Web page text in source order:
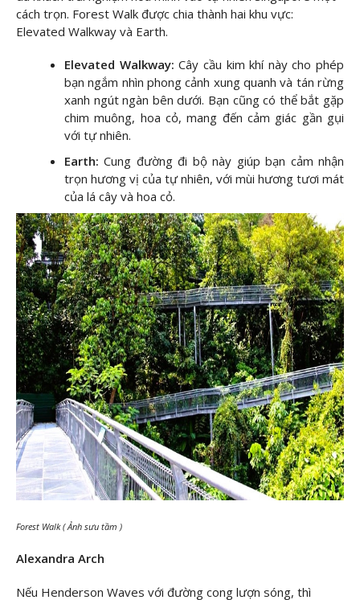
cách trọn. Forest Walk được chia thành hai khu vực:
Elevated Walkway và Earth.
Elevated Walkway: Cây cầu kim khí này cho phép
bạn ngắm nhìn phong cảnh xung quanh và tán rừng
xanh ngút ngàn bên dưới. Bạn cũng có thể bắt gặp
chim muông, hoa cỏ, mang đến cảm giác gần gụi
với tự nhiên.
Earth: Cung đường đi bộ này giúp bạn cảm nhận
trọn hương vị của tự nhiên, với mùi hương tươi mát
của lá cây và hoa cỏ.
Forest Walk ( Ảnh sưu tầm )
Alexandra Arch
Nếu Henderson Waves với đường cong lượn sóng, thì